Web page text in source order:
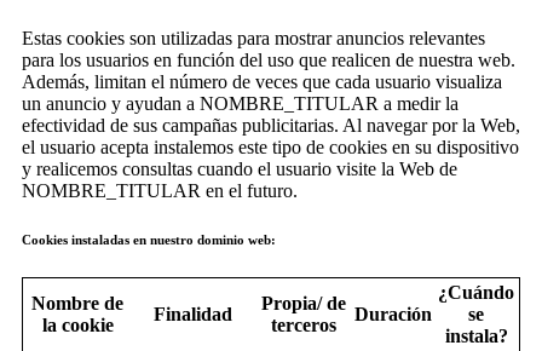
Estas cookies son utilizadas para mostrar anuncios relevantes
para los usuarios en función del uso que realicen de nuestra web.
Además, limitan el número de veces que cada usuario visualiza
un anuncio y ayudan a NOMBRE_TITULAR a medir la
efectividad de sus campañas publicitarias. Al navegar por la Web,
el usuario acepta instalemos este tipo de cookies en su dispositivo
y realicemos consultas cuando el usuario visite la Web de
NOMBRE_TITULAR en el futuro.
Cookies instaladas en nuestro dominio web:
Nombre de
la cookie
Finalidad
Propia/ de
terceros
Duración
¿Cuándo
se
instala?